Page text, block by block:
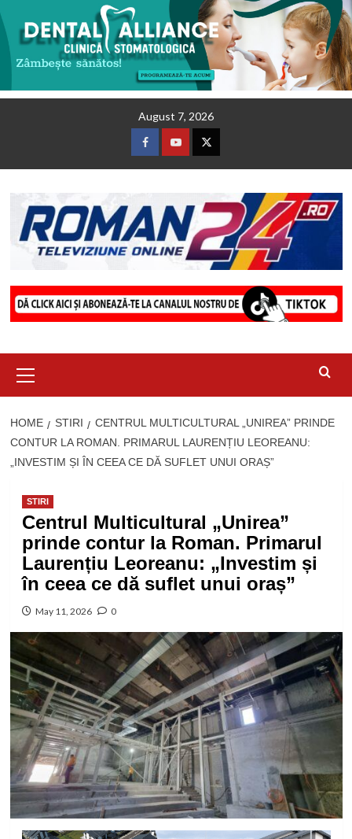
August 7, 2026
FacebookYoutubeTwitter
Menu
HOME STIRI
CENTRUL MULTICULTURAL „UNIREA” PRINDE
CONTUR LA ROMAN. PRIMARUL LAURENȚIU LEOREANU:
„INVESTIM ȘI ÎN CEEA CE DĂ SUFLET UNUI ORAȘ”
STIRI
Centrul Multicultural „Unirea”
prinde contur la Roman. Primarul
Laurențiu Leoreanu: „Investim și
în ceea ce dă suflet unui oraș”
May 11, 2026 0